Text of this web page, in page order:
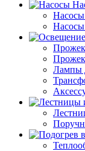
Насосы
Лампы